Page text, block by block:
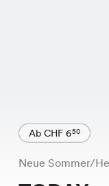
Ab CHF 650
Neue Sommer/